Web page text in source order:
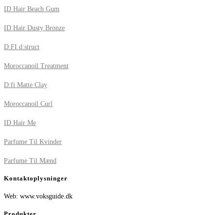
ID Hair Beach Gum
ID Hair Dusty Bronze
D:FI d:struct
Moroccanoil Treatment
D:fi Matte Clay
Moroccanoil Curl
ID Hair Me
Parfume Til Kvinder
Parfume Til Mænd
Kontaktoplysninger
Web: www.voksguide.dk